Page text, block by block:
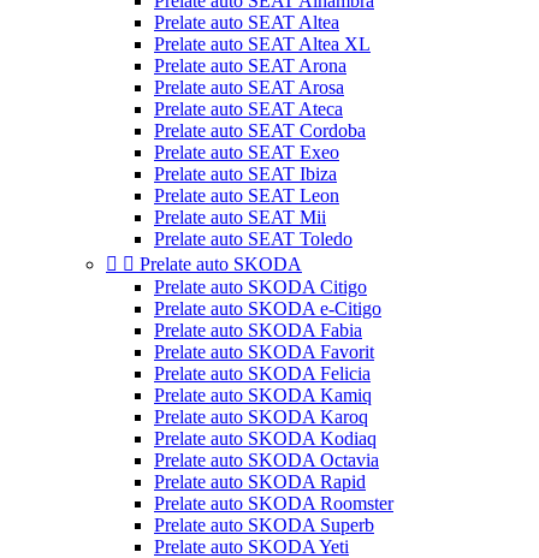
Prelate auto SEAT Altea
Prelate auto SEAT Altea XL
Prelate auto SEAT Arona
Prelate auto SEAT Arosa
Prelate auto SEAT Ateca
Prelate auto SEAT Cordoba
Prelate auto SEAT Exeo
Prelate auto SEAT Ibiza
Prelate auto SEAT Leon
Prelate auto SEAT Mii
Prelate auto SEAT Toledo
  Prelate auto SKODA
Prelate auto SKODA Citigo
Prelate auto SKODA e-Citigo
Prelate auto SKODA Fabia
Prelate auto SKODA Favorit
Prelate auto SKODA Felicia
Prelate auto SKODA Kamiq
Prelate auto SKODA Karoq
Prelate auto SKODA Kodiaq
Prelate auto SKODA Octavia
Prelate auto SKODA Rapid
Prelate auto SKODA Roomster
Prelate auto SKODA Superb
Prelate auto SKODA Yeti